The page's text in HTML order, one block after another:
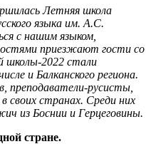
Летняя школа
языка им. А.С.
с нашим языком,
приезжают гости со
школы-2022 стали
и Балканского региона.
преподаватели-русисты,
своих странах. Среди них
из Боснии и Герцеговины.
стране.